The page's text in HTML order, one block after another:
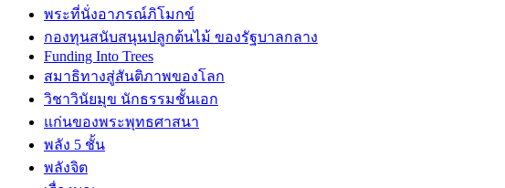
พระที่นั่งอาภรณ์ภิโมกข์
กองทุนสนับสนุนปลูกต้นไม้ ของรัฐบาลกลาง
Funding Into Trees
สมาธิทางสู่สันติภาพของโลก
วิชาวินัยมุข นักธรรมชั้นเอก
แก่นของพระพุทธศาสนา
พลัง 5 ชั้น
พลังจิต